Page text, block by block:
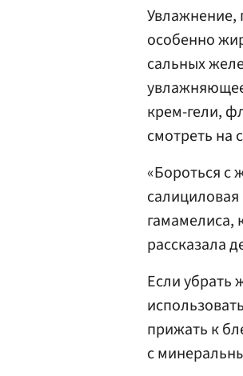
Увлажнение,
особенно
сальных
крем-гели,
смотреть на
«Бороться с
гамамелиса,
рассказала
Если убрать
прижать к
с